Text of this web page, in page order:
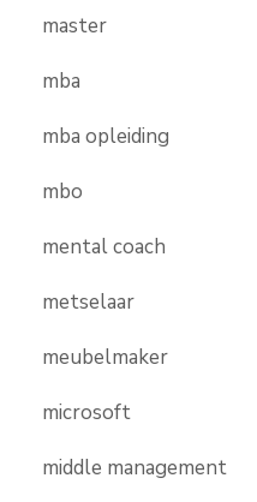
master
mba
mba opleiding
mbo
mental coach
metselaar
meubelmaker
microsoft
middle management